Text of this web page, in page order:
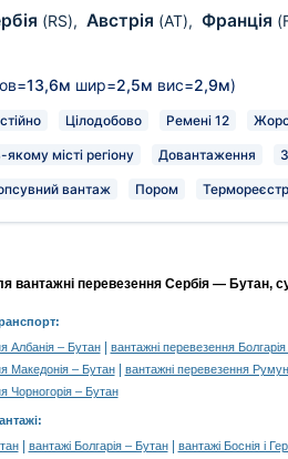
(RS), Австрія (AT), Франція
13,6м шир=2,5м вис=2,9м)
Цілодобово Ремені 12
місті регіону Довантаження
вантаж Пором
вантажні перевезення Сербія — Бутан,
Албанія – Бутан|
вантажні перевезення
Македонія – Бутан|
вантажні перевезення
Чорногорія – Бутан
:
| вантажі Болгарія – Бутан|
вантажі Боснія і